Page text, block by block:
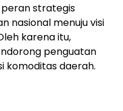
strategis
nasional menuju visi
karena itu,
penguatan
komoditas daerah.